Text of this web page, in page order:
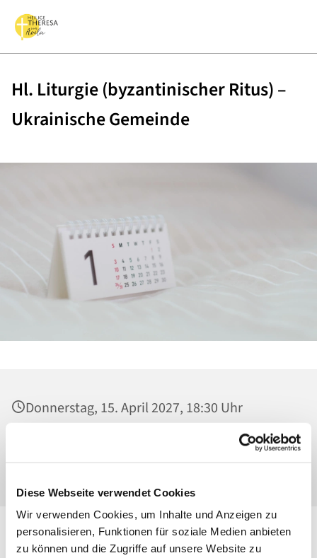
Diese Webseite verwendet Cookies
Wir verwenden Cookies, um Inhalte und Anzeigen zu
personalisieren, Funktionen für soziale Medien anbieten
zu können und die Zugriffe auf unsere Website zu
Hl. Liturgie (byzantinischer Ritus) –
Ukrainische Gemeinde
Donnerstag, 15. April 2027, 18:30 Uhr
Heilig Kreuz, Kirche, Malchower Weg 22-24,
13053 Berlin